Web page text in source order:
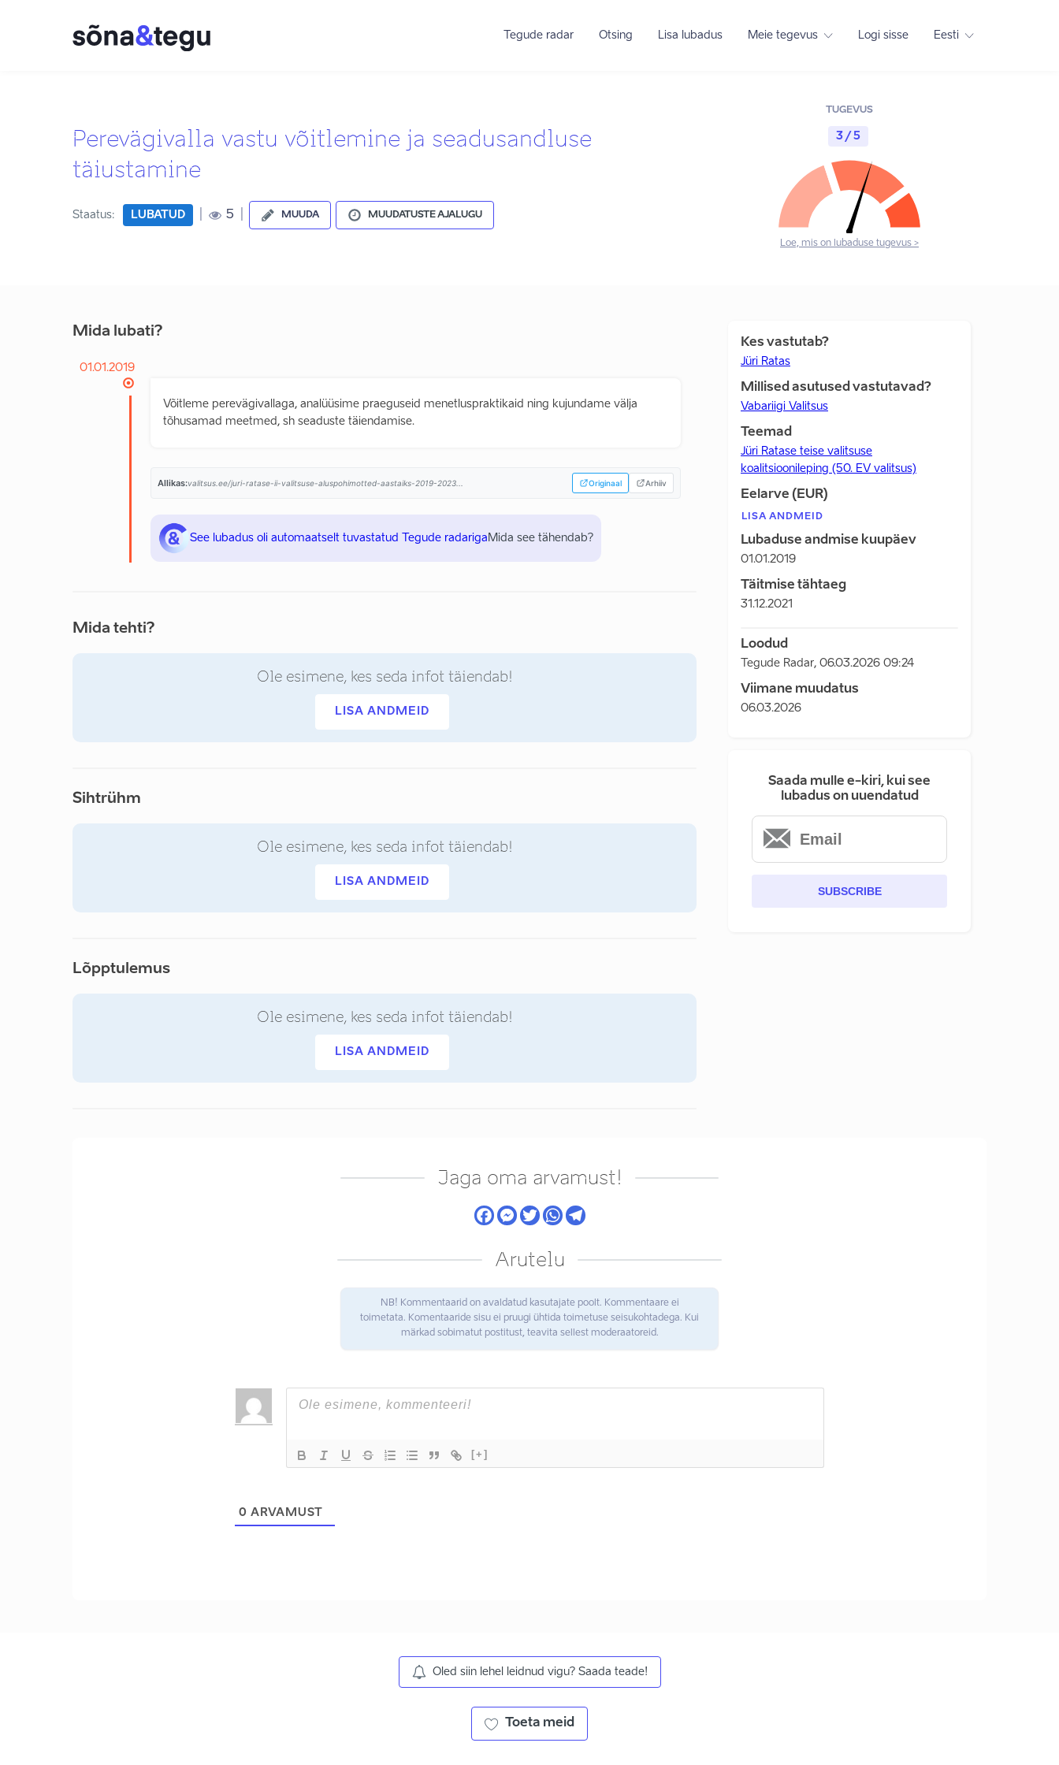
Tegude radar Otsing Lisa lubadus Meie tegevus Logi sisse Eesti
Perevägivalla vastu võitlemine ja seadusandluse
täiustamine
Staatus: LUBATUD 5 MUUDA MUUDATUSTE AJALUGU
TUGEVUS
3 / 5
Loe, mis on lubaduse tugevus >
Mida lubati?
01.01.2019
Võitleme perevägivallaga, analüüsime praeguseid menetluspraktikaid ning kujundame välja
tõhusamad meetmed, sh seaduste täiendamise.
Allikas:valitsus.ee/juri-ratase-ii-valitsuse-aluspohimotted-aastaiks-2019-2023... Originaal Arhiiv
See lubadus oli automaatselt tuvastatud Tegude radariga Mida see tähendab?
Mida tehti?
Ole esimene, kes seda infot täiendab!
LISA ANDMEID
Sihtrühm
Ole esimene, kes seda infot täiendab!
LISA ANDMEID
Lõpptulemus
Ole esimene, kes seda infot täiendab!
LISA ANDMEID
Kes vastutab?
Jüri Ratas
Millised asutused vastutavad?
Vabariigi Valitsus
Teemad
Jüri Ratase teise valitsuse
koalitsioonileping (50. EV valitsus)
Eelarve (EUR)
LISA ANDMEID
Lubaduse andmise kuupäev
01.01.2019
Täitmise tähtaeg
31.12.2021
Loodud
Tegude Radar, 06.03.2026 09:24
Viimane muudatus
06.03.2026
Saada mulle e-kiri, kui see
lubadus on uuendatud
SUBSCRIBE
Jaga oma arvamust!
Arutelu
NB! Kommentaarid on avaldatud kasutajate poolt. Kommentaare ei
toimetata. Komentaaride sisu ei pruugi ühtida toimetuse seisukohtadega. Kui
märkad sobimatut postitust, teavita sellest moderaatoreid.
[+]
0 ARVAMUST
Oled siin lehel leidnud vigu? Saada teade!
Toeta meid